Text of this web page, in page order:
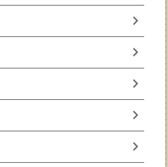
chevron_right
chevron_right
chevron_right
chevron_right
chevron_right